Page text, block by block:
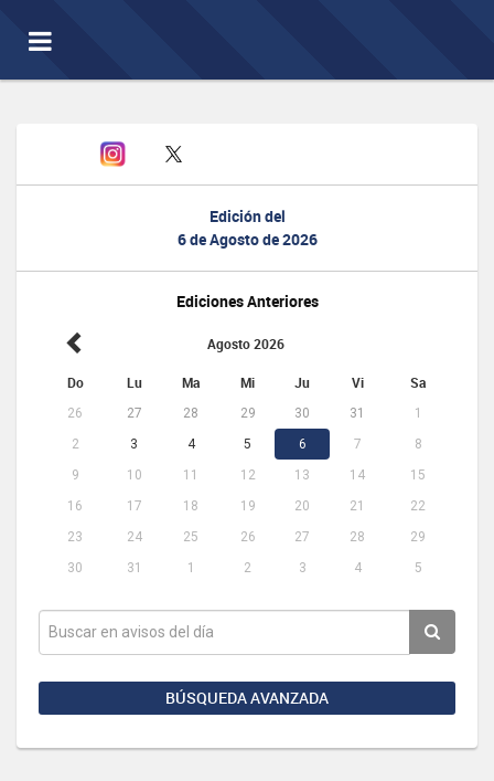
Toggle
navigation
Edición del
6 de Agosto de 2026
Ediciones Anteriores
Agosto 2026
Do Lu Ma Mi Ju Vi Sa
26 27 28 29 30 31
1
2
3 4 5 6 7
8
9
10 11 12 13 14
15
16
17 18 19 20 21
22
23
24 25 26 27 28
29
30
31 1 2 3 4 5
BÚSQUEDA AVANZADA